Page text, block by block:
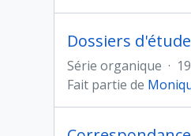
Dossiers d'étude
Série organique ·
Fait partie de